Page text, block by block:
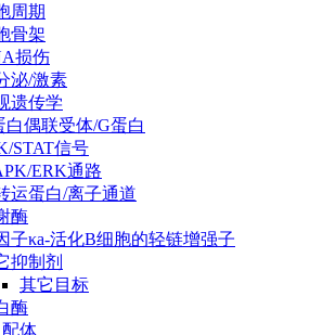
周期
骨架
损伤
泌/激素
遗传学
白偶联受体/G蛋白
STAT信号
ERK通路
运蛋白/离子通道
酶
子κa-活化B细胞的轻链增强子
抑制剂
其它目标
酶
体